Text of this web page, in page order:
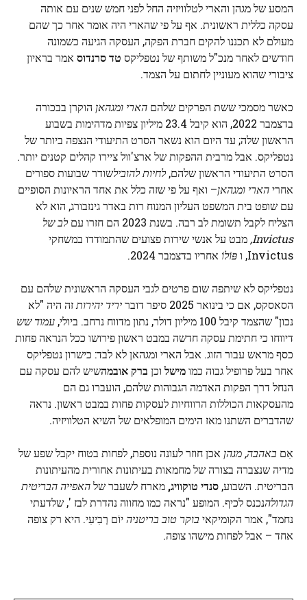
המסע של מגהן והארי לטלוויזיה החל לפני חמש שנים עם אותה
עסקה כללית ראשונית. אף על פי שהארי היה אומר אחר כך שהם
מעולם לא תכננו להקים חברת הפקה, העסקה הגיעה כשמונה
חודשים לאחר מנכ"ל משותף של נטפליקס טד סרנדוס אמר בראיון
ציבורי שהוא מעוניין לחתום על הצמד.
כאשר מסמכי ששת הפרקים שלהם הארי ומגהאן הוקרן בבכורה
בדצמבר 2022, הוא קיבל 23.4 מיליון צפיות מדהימות בשבוע
הראשון שלה; עד היום הוא נשאר הסרט התיעודי הנצפה ביותר של
נטפליקס. אבל מרבית ההפקות של ארצ'וול ציירו קהלים קטנים יותר.
הסרט התיעודי הראשון שלהם,לחיות להובילשודר שבועות ספורים
אחריהארי ומגהאן– ואף על פי שזה כלל את אחד הראיונות הסופיים
עם שופט בית המשפט העליון המנוח רות באדר גינזבורג, הוא לא
הצליח לקבל תשומת לב רבה. בשנת 2023 הם חזרו עם
לב של
Invictus, מבט על אנשי שירות פצועים שהתמודדו במשחקי
Invictus, ו
פּוֹלוֹ אחריו בדצמבר 2024.
נטפליקס לא שיתפה שום פרטים לגבי העסקה הראשונית שלהם עם
הסאסקס, אם כי בינואר 2025 סיפר דובר
יריד יהירותזה היה "לא
נכון" שהצמד קיבל 100 מיליון דולר, נתון מדווח נרחב. ביולי,
עמוד שש
דיווחו כי חתימת עסקה חדשה במבט ראשון פירושו ככל הנראה פחות
כסף מראש עבור הזוג. אבל הארי ומגהאן לא לבד: כישרון נטפליקס
אחר בעל פרופיל גבוה כמומישל וכן ברק אובמהשיש להם עסקה עם
הנחל דרך הפקות האדמה הגבוהות שלהם, הועברו גם הם
מהעסקאות הכוללות הרווחיות לעסקות פחות במבט ראשון. נראה
שהדברים השתנו מאז הימים המופלאים של השיא הטלוויזיה.
אִם באהבה, מגהן אכן חוזר לעונה נוספת, לפחות בטוח יקבל שפע של
מדיה שנצברה בצורה של מחמאות בעיתונות אחורית מהעיתונות
הבריטית. השבוע, סנדי טוקוויג, מארח לשעבר שלהאפייה הבריטית
הגדולהנכנס לכיף. המופע "נראה כמו מחווה נהדרת לבז ', שלדעתי
נחמד", אמר הקומיקאי בוקר טוב בריטניהיוֹם רְבִיעִי. היא רק צופה
אחד – אבל לפחות מישהו צופה.